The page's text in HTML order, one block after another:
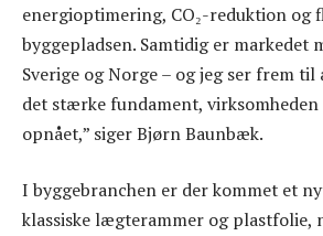
energioptimering, CO₂-reduktion og
byggepladsen. Samtidig er markedet
Sverige og Norge – og jeg ser frem til
det stærke fundament,
opnået,” siger Bjørn Baunbæk.
I byggebranchen er der kommet et
klassiske lægterammer og plastfolie,